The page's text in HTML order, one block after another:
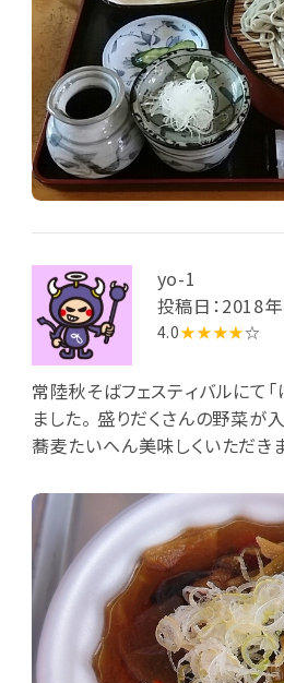
yo-1
投稿日：2018
4.0★★★★☆
常陸秋そばフェスティバルにて
ました。 盛りだくさんの野菜が
蕎麦たいへん美味しくいただき